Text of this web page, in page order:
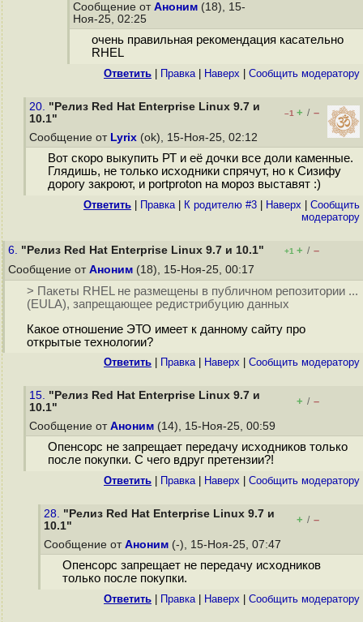
Сообщение от Аноним (18), 15-
Ноя-25, 02:25
очень правильная рекомендация касательно
RHEL
Ответить Правка| Наверх Cообщить модератору
20. "Релиз Red Hat Enterprise Linux 9.7 и
10.1"
–1 + / –
Сообщение от Lyrix (ok), 15-Ноя-25, 02:12
Вот скоро выкупить РТ и её дочки все доли каменные.
Глядишь, не только исходники спрячут, но к Сизифу
дорогу закроют, и portproton на мороз выставят :)
Ответить Правка| К родителю #3 Наверх
Cообщить
модератору
6. "Релиз Red Hat Enterprise Linux 9.7 и 10.1" +1 + / –
Сообщение от Аноним (18), 15-Ноя-25, 00:17
> Пакеты RHEL не размещены в публичном репозитории ...
(EULA), запрещающее редистрибуцию данных
Какое отношение ЭТО имеет к данному сайту про
открытые технологии?
Ответить Правка| Наверх Cообщить модератору
15. "Релиз Red Hat Enterprise Linux 9.7 и
10.1"
+ / –
Сообщение от Аноним (14), 15-Ноя-25, 00:59
Опенсорс не запрещает передачу исходников только
после покупки. С чего вдруг претензии?!
Ответить Правка| Наверх Cообщить модератору
28. "Релиз Red Hat Enterprise Linux 9.7 и
10.1"
+ / –
Сообщение от Аноним (-), 15-Ноя-25, 07:47
Опенсорс запрещает не передачу исходников
только после покупки.
Ответить Правка| Наверх Cообщить модератору